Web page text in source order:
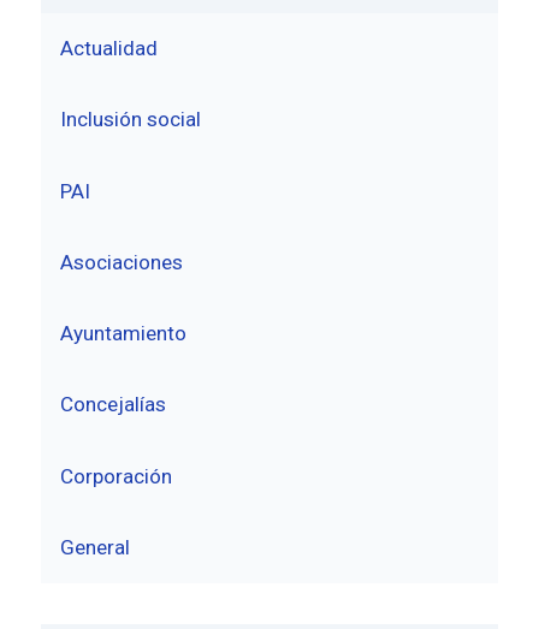
Actualidad
Inclusión social
PAI
Asociaciones
Ayuntamiento
Concejalías
Corporación
General